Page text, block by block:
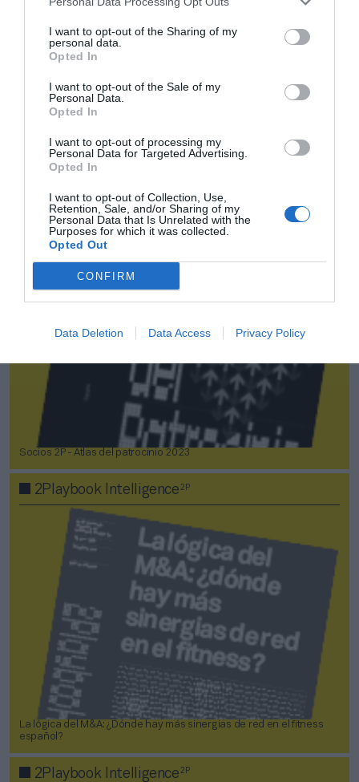
I want to opt-out of the Sharing of my
personal data.
Opted In
I want to opt-out of the Sale of my
Personal Data.
Opted In
I want to opt-out of processing my
Personal Data for Targeted Advertising.
Opted In
I want to opt-out of Collection, Use,
Retention, Sale, and/or Sharing of my
Personal Data that Is Unrelated with the
Purposes for which it was collected.
Opted Out
CONFIRM
Data Deletion Data Access Privacy Policy
2Playbook Intelligence2P
Socios 2P - Atlas del patrocinio 2023
2Playbook Intelligence2P
La lógica del M&A: ¿Dónde hay más sinergias de red en el fitness
español?
2Playbook Intelligence2P